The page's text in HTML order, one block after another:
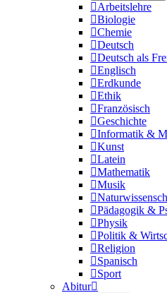
Arbeitslehre
Biologie
Chemie
Deutsch
Deutsch als
Englisch
Erdkunde
Ethik
Französisch
Geschichte
Informatik &
Kunst
Latein
Mathematik
Musik

Pädagogik &
Physik
Politik &
Religion
Spanisch
Sport
Abitur